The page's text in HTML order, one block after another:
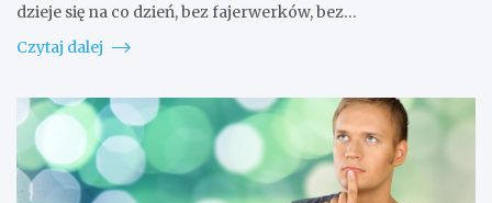
dzieje się na co dzień, bez fajerwerków, bez…
Czytaj dalej